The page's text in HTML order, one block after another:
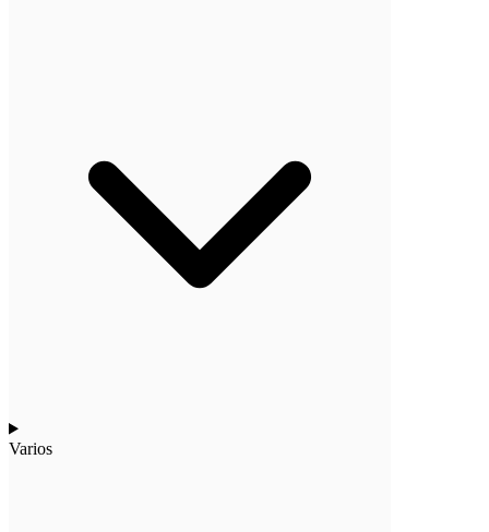
Varios